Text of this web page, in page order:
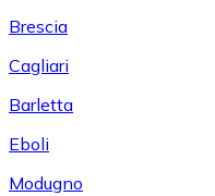
Brescia
Cagliari
Barletta
Eboli
Modugno